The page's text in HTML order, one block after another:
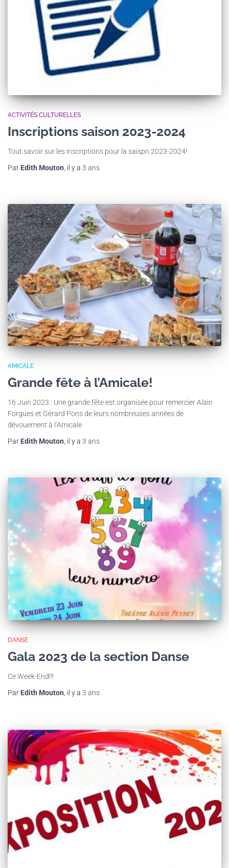
ACTIVITÉS CULTURELLES
Inscriptions saison 2023-2024
Tout savoir sur les inscriptions pour la saispn 2023-2024!
Par Edith Mouton , il y a 3 ans
AMICALE
Grande fête à l’Amicale!
16 Juin 2023 : Une grande fête est organisée pour remercier Alain
Forgues et Gérard Pons de leurs nombreuses années de
dévouement à l’Amicale
Par Edith Mouton , il y a 3 ans
DANSE
Gala 2023 de la section Danse
Ce Week-End!!!
Par Edith Mouton , il y a 3 ans